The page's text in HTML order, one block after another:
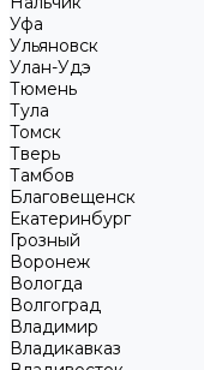
Уфа
Ульяновск
Улан-Удэ
Тюмень
Тула
Томск
Тверь
Тамбов
Благовещенск
Екатеринбург
Грозный
Воронеж
Вологда
Волгоград
Владимир
Владикавказ